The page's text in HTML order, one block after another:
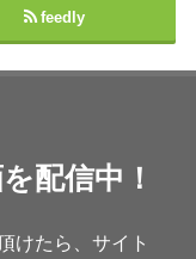
feedly
配信中！
けたら、サイト